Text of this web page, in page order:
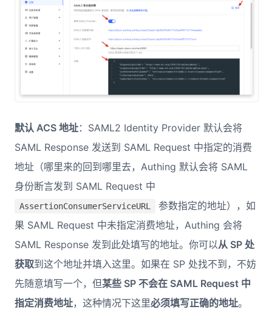
默认 ACS 地址：SAML2 Identity Provider 默认会将
SAML Response 发送到 SAML Request 中指定的消费
地址（哪里来的回到哪里去，Authing 默认会将 SAML
身份断言发到 SAML Request 中
AssertionConsumerServiceURL
参数指定的地址），如
果 SAML Request 中未指定消费地址，Authing 会将
SAML Response 发到此处填写的地址。你可以从 SP 处
获取到这个地址并填入这里。如果在 SP 处找不到，不妨
先随意填写一个，但某些 SP 不会在 SAML Request 中
指定消费地址，这种情况下这里必须填写正确的地址。